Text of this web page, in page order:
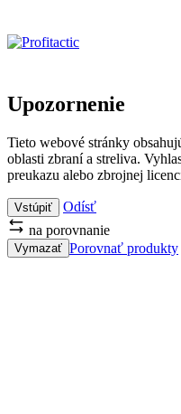
Upozornenie
Tieto webové stránky
oblasti zbraní a streliva.
preukazu alebo zbrojnej
Vstúpiť
Odísť
na porovnanie
Vymazať Porovnať produkty